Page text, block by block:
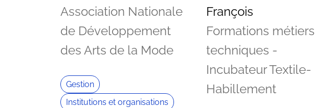
Association Nationale
de Développement
des Arts de la Mode
Gestion
Institutions et organisations
François
Formations métiers
techniques -
Incubateur Textile-
Habillement